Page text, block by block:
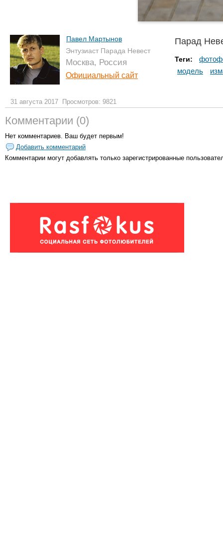
Павел Мартынов
Энтузиаст Парада Невест
Москва, Россия
Официальный сайт
Парад
Теги:
модель
31 августа 2017 Просмотров: 9821
Комментарии (0)
Нет комментариев. Ваш будет первым!
Добавить комментарий
Комментарии могут добавлять только зарегистрированные